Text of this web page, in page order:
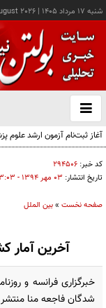
شنبه ۱۷ مرداد ۱۴۰۵ |
2026
باز
و
آغاز ثبت‌نام آزمون ارشد علوم
کد خبر: ۲۹۴۵۰۶
تاریخ انتشار: ۰۳ مهر ۱۳۹۴ - ۲۳:۰۳
صفحه نخست »بین الملل
آخرین آمار
خبرگزاری فرانسه و
شدگان فاجعه منا منتشر